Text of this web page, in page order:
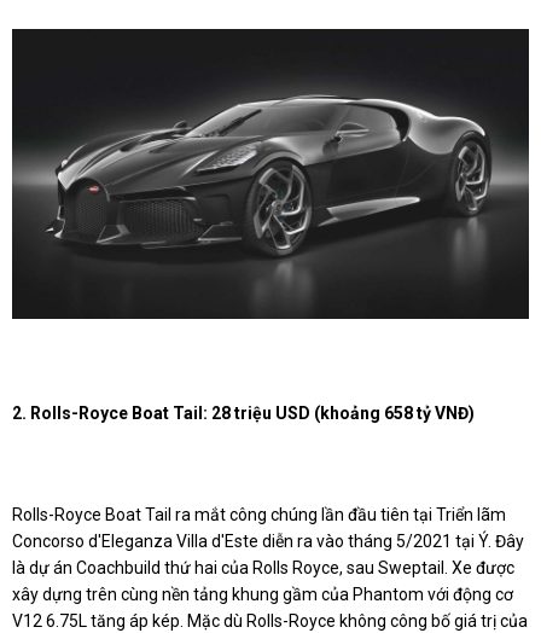
2. Rolls-Royce Boat Tail: 28 triệu USD (khoảng 658 tỷ VNĐ)
Rolls-Royce Boat Tail ra mắt công chúng lần đầu tiên tại Triển lãm
Concorso d'Eleganza Villa d'Este diễn ra vào tháng 5/2021 tại Ý. Đây
là dự án Coachbuild thứ hai của Rolls Royce, sau Sweptail. Xe được
xây dựng trên cùng nền tảng khung gầm của Phantom với động cơ
V12 6.75L tăng áp kép. Mặc dù Rolls-Royce không công bố giá trị của